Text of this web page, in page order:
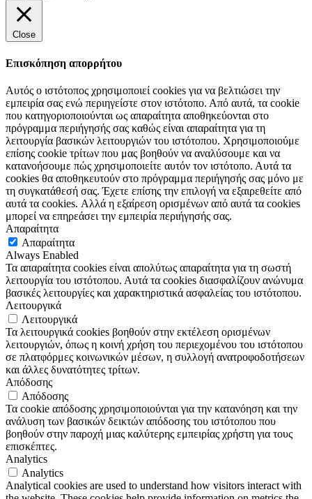
Close
Επισκόπηση απορρήτου
Αυτός ο ιστότοπος χρησιμοποιεί cookies για να βελτιώσει την
εμπειρία σας ενώ περιηγείστε στον ιστότοπο. Από αυτά, τα cookie
που κατηγοριοποιούνται ως απαραίτητα αποθηκεύονται στο
πρόγραμμα περιήγησής σας καθώς είναι απαραίτητα για τη
λειτουργία βασικών λειτουργιών του ιστότοπου. Χρησιμοποιούμε
επίσης cookie τρίτων που μας βοηθούν να αναλύσουμε και να
κατανοήσουμε πώς χρησιμοποιείτε αυτόν τον ιστότοπο. Αυτά τα
cookies θα αποθηκευτούν στο πρόγραμμα περιήγησής σας μόνο με
τη συγκατάθεσή σας. Έχετε επίσης την επιλογή να εξαιρεθείτε από
αυτά τα cookies. Αλλά η εξαίρεση ορισμένων από αυτά τα cookies
μπορεί να επηρεάσει την εμπειρία περιήγησής σας.
Απαραίτητα
Απαραίτητα
Always Enabled
Τα απαραίτητα cookies είναι απολύτως απαραίτητα για τη σωστή
λειτουργία του ιστότοπου. Αυτά τα cookies διασφαλίζουν ανώνυμα
βασικές λειτουργίες και χαρακτηριστικά ασφαλείας του ιστότοπου.
Λειτουργικά
Λειτουργικά
Τα λειτουργικά cookies βοηθούν στην εκτέλεση ορισμένων
λειτουργιών, όπως η κοινή χρήση του περιεχομένου του ιστότοπου
σε πλατφόρμες κοινωνικών μέσων, η συλλογή ανατροφοδοτήσεων
και άλλες δυνατότητες τρίτων.
Απόδοσης
Απόδοσης
Τα cookie απόδοσης χρησιμοποιούνται για την κατανόηση και την
ανάλυση των βασικών δεικτών απόδοσης του ιστότοπου που
βοηθούν στην παροχή μιας καλύτερης εμπειρίας χρήστη για τους
επισκέπτες.
Analytics
Analytics
Analytical cookies are used to understand how visitors interact with